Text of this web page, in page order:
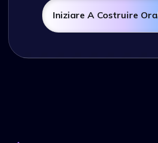
Iniziare A Costruire Ora